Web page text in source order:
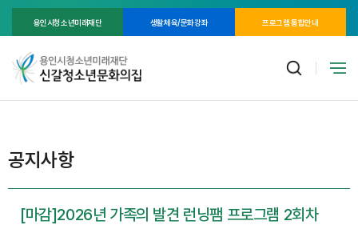
용인시청소년미래재단 생활체육/문화강좌 프로그램 통합안내
공지사항
[마감]2026년 가족의 발견 런닝팸 프로그램 2회차